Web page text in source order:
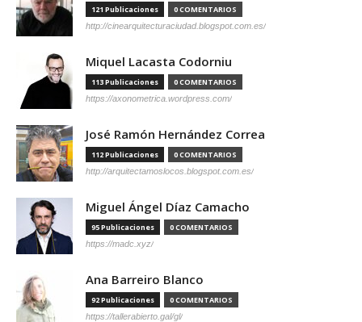
121 Publicaciones 0 COMENTARIOS
http://cinearquitecturaciudad.blogspot.com.es/
Miquel Lacasta Codorniu
113 Publicaciones 0 COMENTARIOS
https://axonometrica.wordpress.com/
José Ramón Hernández Correa
112 Publicaciones 0 COMENTARIOS
http://arquitectamoslocos.blogspot.com.es/
Miguel Ángel Díaz Camacho
95 Publicaciones 0 COMENTARIOS
https://madc.xyz/
Ana Barreiro Blanco
92 Publicaciones 0 COMENTARIOS
https://tallerabierto.gal/gl/